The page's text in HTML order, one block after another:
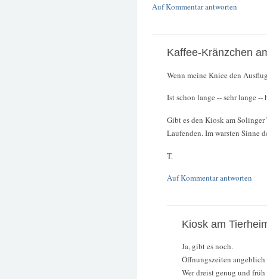
Auf Kommentar antworten
Kaffee-Kränzchen
Wenn meine Kniee den
Ist schon lange -- sehr lange --
Gibt es den Kiosk am
Laufenden. Im warsten Sinne
T.
Auf Kommentar antworten
Kiosk am
Ja, gibt es noch.
Öffnungszeiten angeblich
Wer dreist genug und